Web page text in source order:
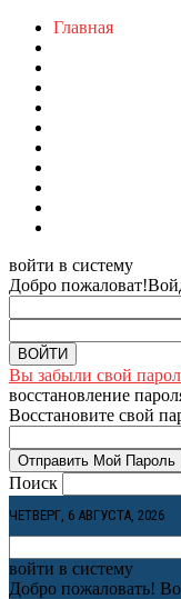
Главная
войти в систему
Добро пожаловат!
Вы забыли свой
восстановление
Восстановите свой
Поиск
ЧЕТВЕРГ, 6 АВГУСТА, 2026
войти в систему
Добро пожаловать!